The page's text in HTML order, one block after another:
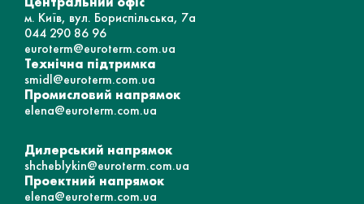
м. Київ, вул. Бориспільська, 7а
044 290 86 96
euroterm@euroterm.com.ua
Технічна підтримка
smidl@euroterm.com.ua
Промисловий напрямок
elena@euroterm.com.ua
Дилерський напрямок
shcheblykin@euroterm.com.ua
Проектний напрямок
elena@euroterm.com.ua